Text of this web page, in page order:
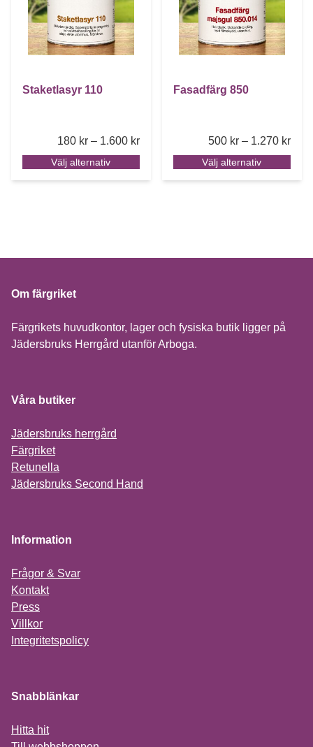
Staketlasyr 110
180 kr – 1.600 krPrice range: 180 kr through 1.600
Välj alternativ
Fasadfärg 850
500 kr – 1.270 kr
Välj alternativ
Om färgriket
Färgrikets huvudkontor, lager och fysiska butik ligger på
Jädersbruks Herrgård utanför Arboga.
Våra butiker
Jädersbruks herrgård
Färgriket
Retunella
Jädersbruks Second Hand
Information
Frågor & Svar
Kontakt
Press
Villkor
Integritetspolicy
Snabblänkar
Hitta hit